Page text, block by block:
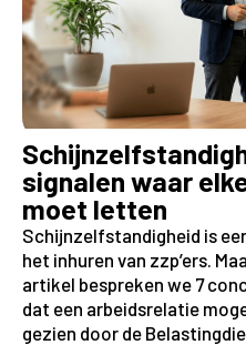
signalen waar
moet letten
Schijnzelfstandigheid is
het inhuren van zzp’ers.
artikel bespreken we 7
dat een arbeidsrelatie
gezien door de